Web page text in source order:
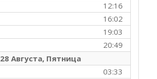
12:16
16:02
19:03
20:49
28 Августа, Пятница
03:33